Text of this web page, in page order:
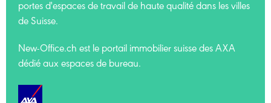
portes d'espaces de travail de haute qualité dans les villes
de Suisse.
New-Office.ch est le portail immobilier suisse des AXA
dédié aux espaces de bureau.